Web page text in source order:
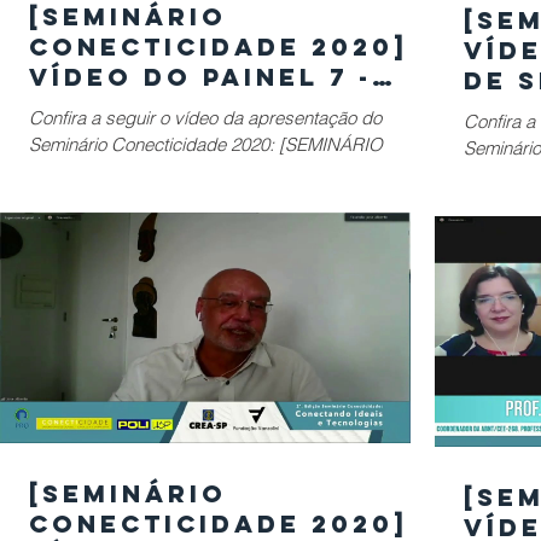
[SEMINÁRIO
CONECTICIDADE 2020]
Vídeo do Painel 7 -
BigData - SIG-SP:
GeoSampa - São Paulo
Confira a seguir o vídeo da apresentação do
Seminário Conecticidade 2020: [SEMINÁRIO
de
Confira
Seminário
[SEMINÁRIO
CONECTICIDADE 2020]